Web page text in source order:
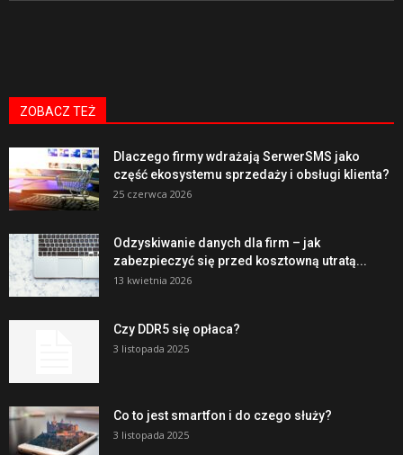
ZOBACZ TEŻ
Dlaczego firmy wdrażają SerwerSMS jako
część ekosystemu sprzedaży i obsługi klienta?
25 czerwca 2026
Odzyskiwanie danych dla firm – jak
zabezpieczyć się przed kosztowną utratą...
13 kwietnia 2026
Czy DDR5 się opłaca?
3 listopada 2025
Co to jest smartfon i do czego służy?
3 listopada 2025